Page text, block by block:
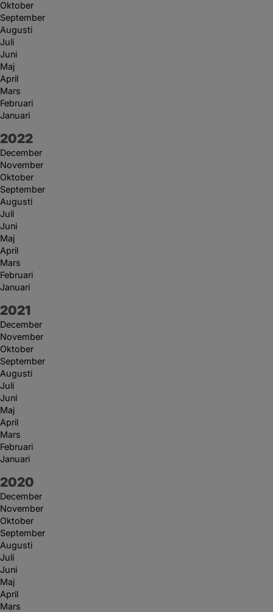
Oktober
September
Augusti
Juli
Juni
Maj
April
Mars
Februari
Januari
År:
2022
December
November
Oktober
September
Augusti
Juli
Juni
Maj
April
Mars
Februari
Januari
År:
2021
December
November
Oktober
September
Augusti
Juli
Juni
Maj
April
Mars
Februari
Januari
År:
2020
December
November
Oktober
September
Augusti
Juli
Juni
Maj
April
Mars